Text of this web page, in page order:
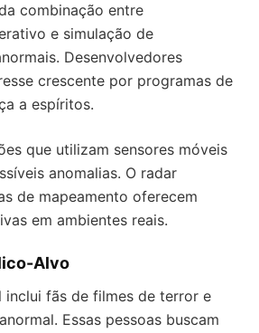
combinação entre
e simulação de
Desenvolvedores
crescente por programas de
a espíritos.
que utilizam sensores móveis
anomalias. O radar
de mapeamento oferecem
em ambientes reais.
Alvo
inclui fãs de filmes de terror e
Essas pessoas buscam